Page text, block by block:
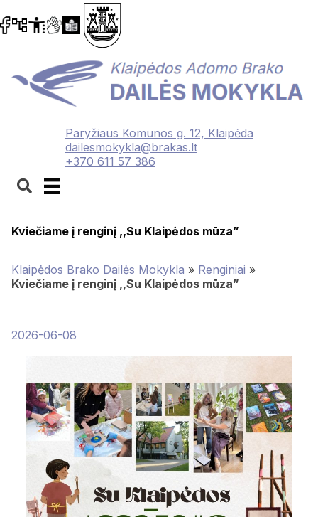
Paryžiaus Komunos g. 12, Klaipėda
dailesmokykla@brakas.lt
+370 611 57 386
Kviečiame į renginį ,,Su Klaipėdos mūza”
Klaipėdos Brako Dailės Mokykla » Renginiai »
Kviečiame į renginį ,,Su Klaipėdos mūza”
2026-06-08